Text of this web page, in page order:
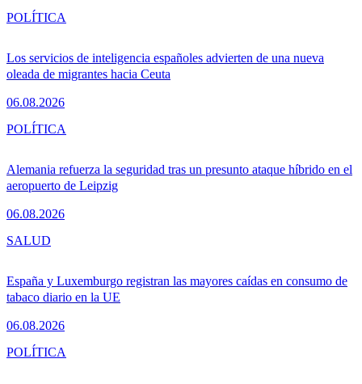
Los servicios de inteligencia españoles advierten de una nueva
oleada de migrantes hacia Ceuta
06.08.2026
POLÍTICA
Alemania refuerza la seguridad tras un presunto ataque híbrido en el
aeropuerto de Leipzig
06.08.2026
POLÍTICA
España y Luxemburgo registran las mayores caídas en consumo de
tabaco diario en la UE
06.08.2026
SALUD
POLÍTICA